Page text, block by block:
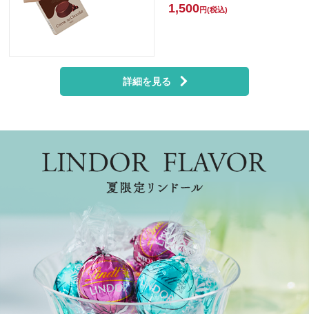
1,500円(税込)
詳細を見る